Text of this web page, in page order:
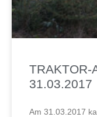
TRAKTOR-
31.03.2017
Am 31.03.2017